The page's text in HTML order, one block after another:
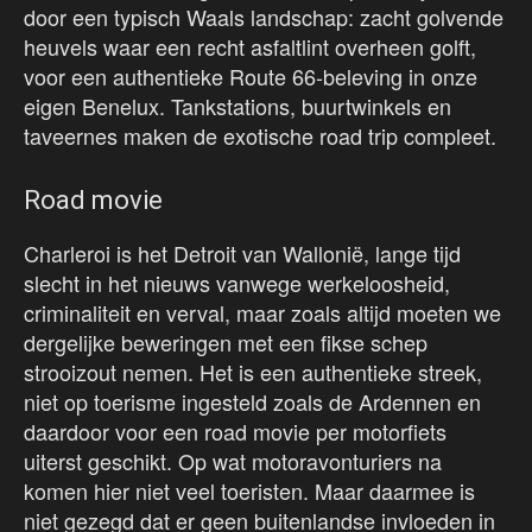
door een typisch Waals landschap: zacht golvende
heuvels waar een recht asfaltlint overheen golft,
voor een authentieke Route 66-beleving in onze
eigen Benelux. Tankstations, buurtwinkels en
taveernes maken de exotische road trip compleet.
Road movie
Charleroi is het Detroit van Wallonië, lange tijd
slecht in het nieuws vanwege werkeloosheid,
criminaliteit en verval, maar zoals altijd moeten we
dergelijke beweringen met een fikse schep
strooizout nemen. Het is een authentieke streek,
niet op toerisme ingesteld zoals de Ardennen en
daardoor voor een road movie per motorfiets
uiterst geschikt. Op wat motoravonturiers na
komen hier niet veel toeristen. Maar daarmee is
niet gezegd dat er geen buitenlandse invloeden in